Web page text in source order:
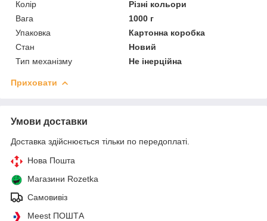
Колір
Різні кольори
Вага
1000 г
Упаковка
Картонна коробка
Стан
Новий
Тип механізму
Не інерційна
Приховати
Умови доставки
Доставка здійснюється тільки по передоплаті.
Нова Пошта
Магазини Rozetka
Самовивіз
Meest ПОШТА